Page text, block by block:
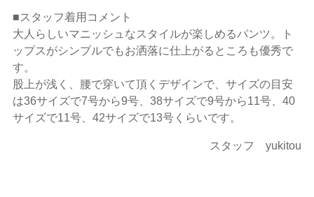
■スタッフ着用コメント
大人らしいマニッシュなスタイルが楽しめるパンツ。ト
ップスがシンプルでもお洒落に仕上がるところも優秀で
す。
股上が浅く、腰で穿いて頂くデザインで、サイズの目安
は36サイズで7号から9号、38サイズで9号から11号、40
サイズで11号、42サイズで13号くらいです。
スタッフ yukitou